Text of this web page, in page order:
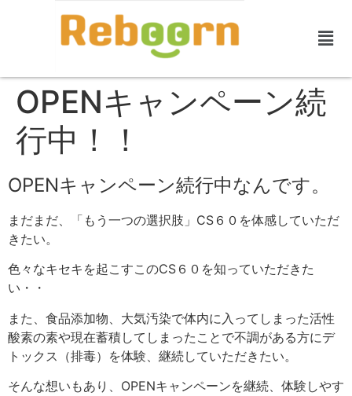
OPENキャンペーン続
行中！！
OPENキャンペーン続行中なんです。
まだまだ、「もう一つの選択肢」CS６０を体感していただ
きたい。
色々なキセキを起こすこのCS６０を知っていただきた
い・・
また、食品添加物、大気汚染で体内に入ってしまった活性
酸素の素や現在蓄積してしまったことで不調がある方にデ
トックス（排毒）を体験、継続していただきたい。
そんな想いもあり、OPENキャンペーンを継続、体験しやす